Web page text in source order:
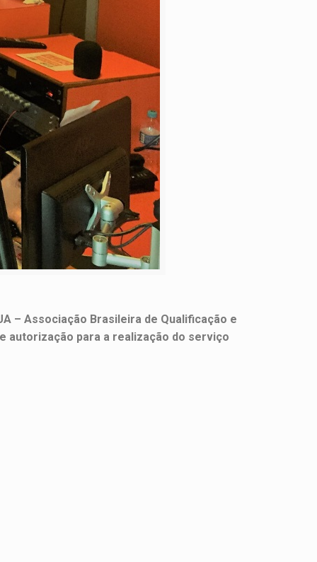
– Associação Brasileira de Qualificação e
autorização para a realização do serviço